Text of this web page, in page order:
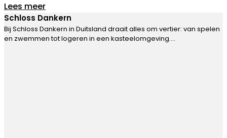
Lees meer
Schloss Dankern
Bij Schloss Dankern in Duitsland draait alles om vertier: van spelen
en zwemmen tot logeren in een kasteelomgeving….